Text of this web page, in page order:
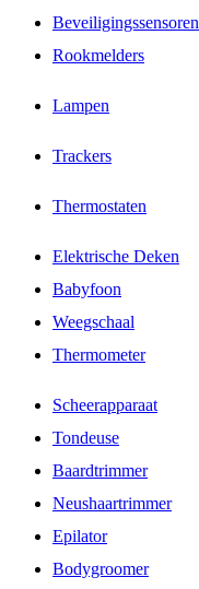
Beveiligingssensoren
Rookmelders
Lampen
Trackers
Thermostaten
Elektrische Deken
Babyfoon
Weegschaal
Thermometer
Scheerapparaat
Tondeuse
Baardtrimmer
Neushaartrimmer
Epilator
Bodygroomer